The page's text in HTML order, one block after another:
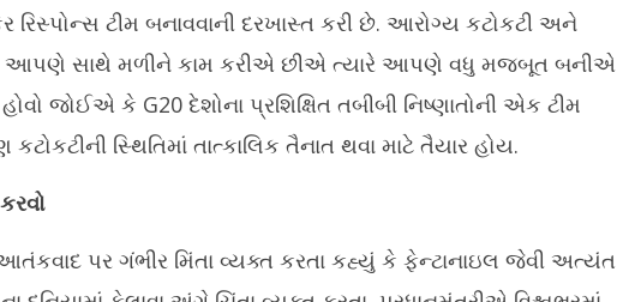
રિસ્પોન્સ ટીમ બનાવવાની દરખાસ્ત કરી છે. આરોગ્ય કટોકટી અને
આપણે સાથે મળીને કામ કરીએ છીએ ત્યારે આપણે વધુ મજબૂત બનીએ
જોઈએ કે G20 દેશોના પ્રશિક્ષિત તબીબી નિષ્ણાતોની એક ટીમ
સ્થિતિમાં તાત્કાલિક તૈનાત થવા માટે તૈયાર હોય.
પર ગંભીર મિંતા વ્યક્ત કરતા કહ્યું કે ફેન્ટાનાઇલ જેવી અત્યંત